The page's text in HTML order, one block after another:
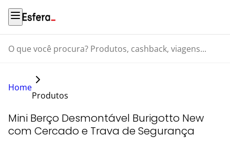
O que você procura? Produtos, cashback, viagens...
Home
Produtos
Mini Berço Desmontável Burigotto New
com Cercado e Trava de Segurança